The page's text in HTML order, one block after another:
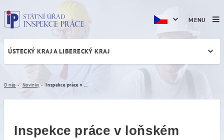
Inspekce práce v loňském
ÚSTECKÝ KRAJ A LIBERECKÝ KRAJ
O nás Novinky
Inspekce práce v loňském
MENU